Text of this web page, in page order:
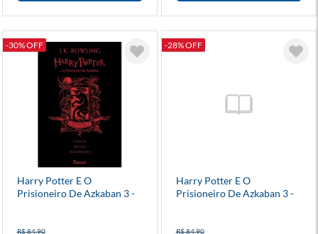
-30% OFF
Harry Potter E O
Prisioneiro De Azkaban 3 -
R$ 84,90
-28% OFF
Harry Potter E O
Prisioneiro De Azkaban 3 -
R$ 84,90